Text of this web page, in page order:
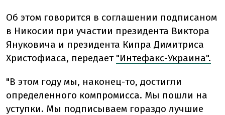
Об этом говорится в соглашении подписаном
в Никосии при участии президента Виктора
Януковича и президента Кипра Димитриса
Христофиаса, передает "Интефакс-Украина".
"В этом году мы, наконец-то, достигли
определенного компромисса. Мы пошли на
уступки. Мы подписываем гораздо лучшие